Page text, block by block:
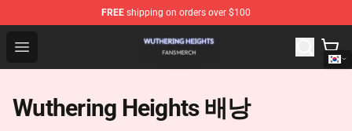
FREE shipping on orders over $100
Open menu
Wuthering Heights Shop - Official Wuthering Heights
Wuthering Heights 배낭